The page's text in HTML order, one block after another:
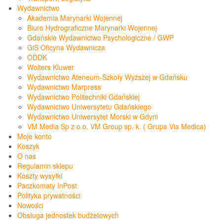
Wydawnictwo
Akademia Marynarki Wojennej
Biuro Hydrograficzne Marynarki Wojennej
Gdańskie Wydawnictwo Psychologiczne / GWP
GiS Oficyna Wydawnicza
ODDK
Wolters Kluwer
Wydawnictwo Ateneum-Szkoły Wyższej w Gdańsku
Wydawnictwo Marpress
Wydawnictwo Politechniki Gdańskiej
Wydawnictwo Uniwersytetu Gdańskiego
Wydawnictwo Uniwersytet Morski w Gdyni
VM Media Sp z o.o. VM Group sp. k. ( Grupa Via Medica)
Moje konto
Koszyk
O nas
Regulamin sklepu
Koszty wysyłki
Paczkomaty InPost
Polityka prywatności
Nowości
Obsługa jednostek budżetowych